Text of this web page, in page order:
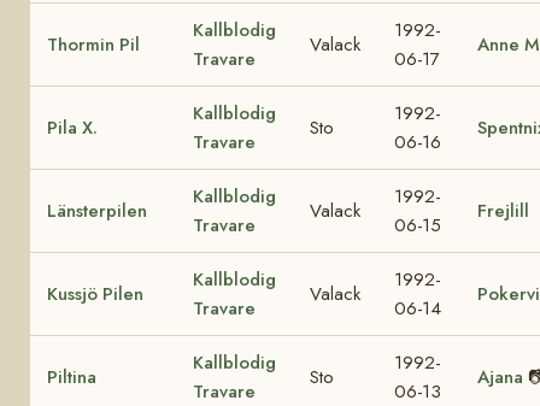
Thormin Pil
Kallblodig
Travare
Valack
1992-
06-17
Anne
Pila X.
Kallblodig
Travare
Sto
1992-
06-16
Länsterpilen
Kallblodig
Travare
Valack
1992-
06-15
Frejlill
Kussjö Pilen
Kallblodig
Travare
Valack
1992-
06-14
Piltina
Kallblodig
Travare
Sto
1992-
06-13
Ajana